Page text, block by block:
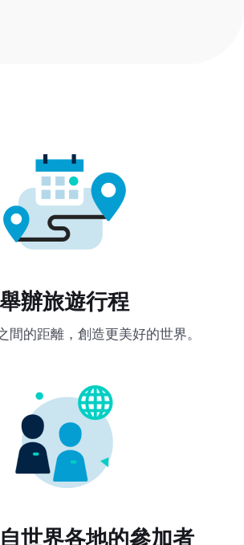
舉辦旅遊行程
間的距離，創造更美好的世界。
世界各地的參加者